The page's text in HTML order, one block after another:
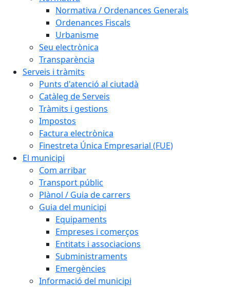
Normativa / Ordenances Generals
Ordenances Fiscals
Urbanisme
Seu electrònica
Transparència
Serveis i tràmits
Punts d'atenció al ciutadà
Catàleg de Serveis
Tràmits i gestions
Impostos
Factura electrònica
Finestreta Única Empresarial (FUE)
El municipi
Com arribar
Transport públic
Plànol / Guia de carrers
Guia del municipi
Equipaments
Empreses i comerços
Entitats i associacions
Subministraments
Emergències
Informació del municipi